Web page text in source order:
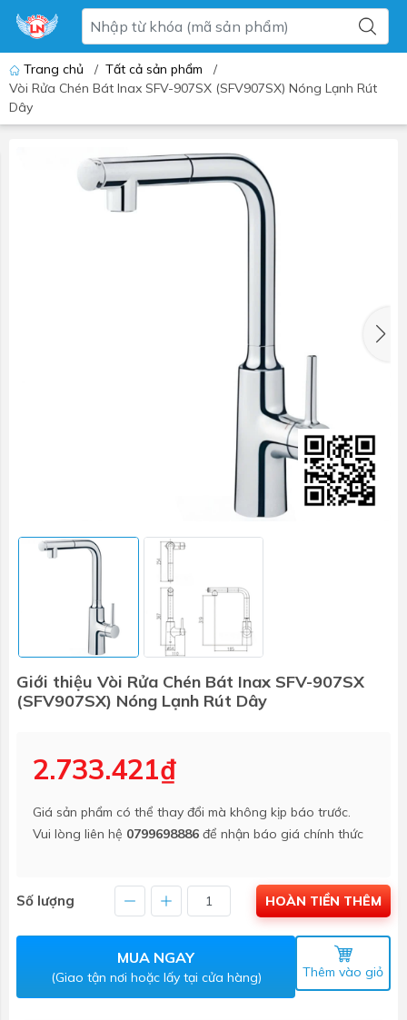
Trang chủ / Tất cả sản phẩm
/
Vòi Rửa Chén Bát Inax SFV-907SX (SFV907SX) Nóng Lạnh Rút
Dây
Giới thiệu Vòi Rửa Chén Bát Inax SFV-907SX
(SFV907SX) Nóng Lạnh Rút Dây
2.733.421₫
Giá sản phẩm có thể thay đổi mà không kịp báo trước.
Vui lòng liên hệ 0799698886 để nhận báo giá chính thức
Số lượng HOÀN TIỀN THÊM
MUA NGAY
(Giao tận nơi hoặc lấy tại cửa hàng) Thêm vào giỏ